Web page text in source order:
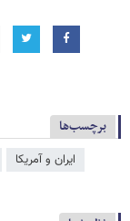
برچسب‌ها
ایران و آمریکا